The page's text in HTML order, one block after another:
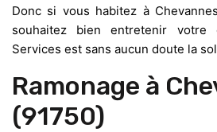
Donc si vous habitez à
souhaitez bien entretenir votre
Services est sans aucun doute la
Ramonage à
(91750)